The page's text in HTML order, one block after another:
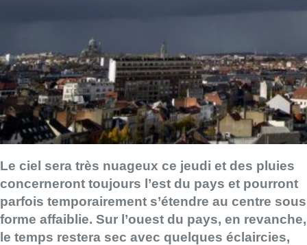
Le ciel sera très nuageux ce jeudi et des pluies
concerneront toujours l’est du pays et pourront
parfois temporairement s’étendre au centre sous
forme affaiblie. Sur l’ouest du pays, en revanche,
le temps restera sec avec quelques éclaircies,